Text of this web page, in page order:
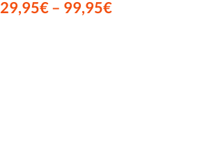
29,95€– 99,95€